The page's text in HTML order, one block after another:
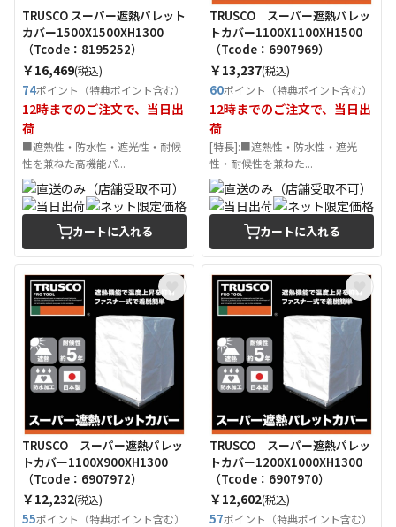
TRUSCO スーパー遮熱パレット
カバー1500X1500XH1300
（Tcode：8195252）
￥16,469(税込)
74ポイント（特典ポイント含む）
12時までのご注文で、当日出
荷
■遮熱性・防水性・遮光性・耐候
性を兼ねた高機能パ...
カートに入れる
TRUSCO スーパー遮熱パレッ
トカバー1100X1100XH1500
（Tcode：6907969）
￥13,237(税込)
60ポイント（特典ポイント含む）
12時までのご注文で、当日出
荷
[特長]:■遮熱性・防水性・遮光
性・耐候性を兼ねた...
カートに入れる
TRUSCO スーパー遮熱パレッ
トカバー1100X900XH1300
（Tcode：6907972）
￥12,232(税込)
55ポイント（特典ポイント含む）
TRUSCO スーパー遮熱パレッ
トカバー1200X1000XH1300
（Tcode：6907970）
￥12,602(税込)
57ポイント（特典ポイント含む）